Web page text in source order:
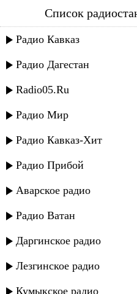
далиль мирза - так
далиль
Список
Радио Кавказ
Радио Дагестан
Radio05.Ru
Радио Мир
Радио Кавказ-Хит
Радио Прибой
Аварское радио
Радио Ватан
Даргинское радио
Лезгинское радио
Кумыкское радио
Ничего не найдено =(